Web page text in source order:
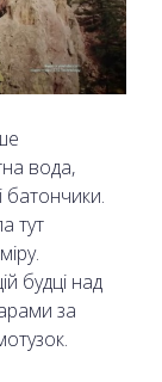
вода,
батончики.
тут
будці над
за